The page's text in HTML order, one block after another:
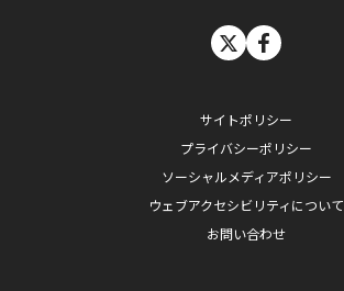
サイトポリシー
プライバシーポリシー
ソーシャルメディアポリシー
ウェブアクセシビリティについて
お問い合わせ